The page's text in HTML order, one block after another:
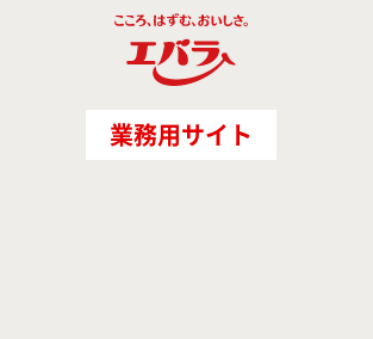
業務用サイト